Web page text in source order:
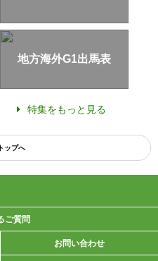
地方海外G1出馬表
特集をもっと見る
ップへ
ご質問
お問い合わせ